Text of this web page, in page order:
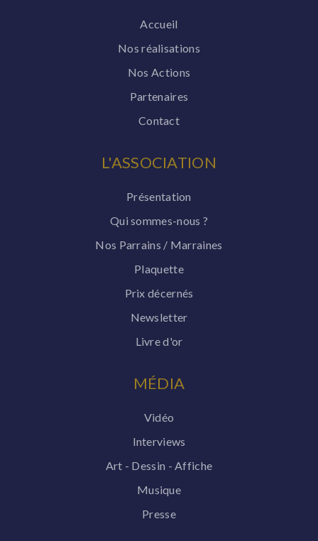
Accueil
Nos réalisations
Nos Actions
Partenaires
Contact
L'ASSOCIATION
Présentation
Qui sommes-nous ?
Nos Parrains / Marraines
Plaquette
Prix décernés
Newsletter
Livre d'or
MÉDIA
Vidéo
Interviews
Art - Dessin - Affiche
Musique
Presse